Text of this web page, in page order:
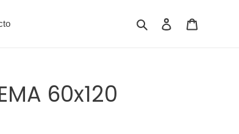
Buscar Ingresar
60x120